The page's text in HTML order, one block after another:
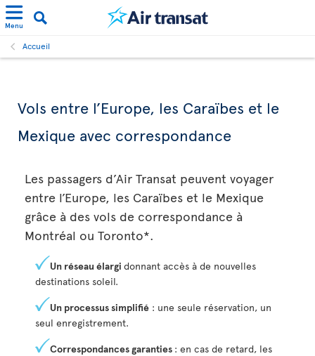
Menu
Accueil
Vols entre l’Europe, les Caraïbes et le
Mexique avec correspondance
Les passagers d’Air Transat peuvent voyager
entre l’Europe, les Caraïbes et le Mexique
grâce à des vols de correspondance à
Montréal ou Toronto*.
Un réseau élargi donnant accès à de nouvelles
destinations soleil.
Un processus simplifié : une seule réservation, un
seul enregistrement.
Correspondances garanties : en cas de retard, les